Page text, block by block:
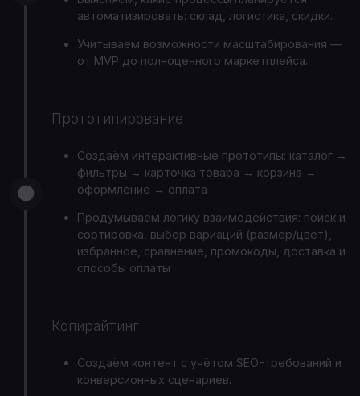
автоматизировать: склад, логистика, скидки.
Учитываем возможности масштабирования —
от MVP до полноценного маркетплейса.
Прототипирование
Создаём интерактивные прототипы: каталог →
фильтры → карточка товара → корзина →
оформление → оплата
Продумываем логику взаимодействия: поиск и
сортировка, выбор вариаций (размер/цвет),
избранное, сравнение, промокоды, доставка и
способы оплаты
Копирайтинг
Создаём контент с учётом SEO-требований и
конверсионных сценариев.